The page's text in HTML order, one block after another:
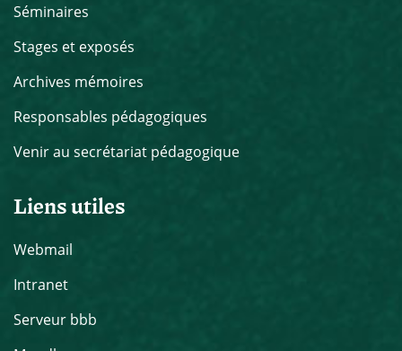
Séminaires
Stages et exposés
Archives mémoires
Responsables pédagogiques
Venir au secrétariat pédagogique
Liens utiles
Webmail
Intranet
Serveur bbb